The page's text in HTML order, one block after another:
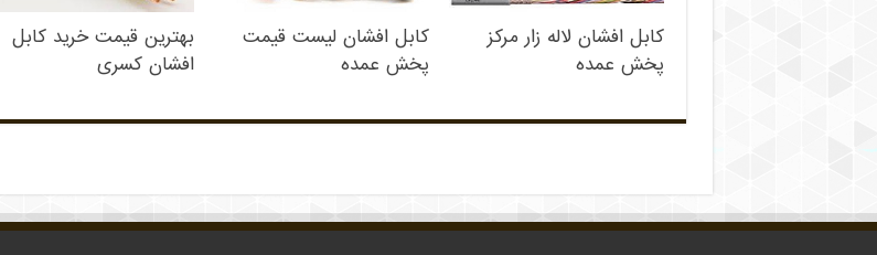
کابل افشان لاله زار مرکز
پخش عمده
کابل افشان لیست قیمت
پخش عمده
بهترین قیمت خرید کابل
افشان کسری